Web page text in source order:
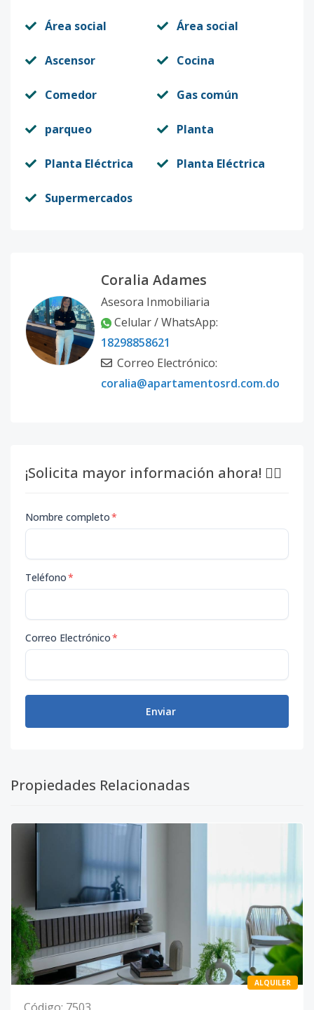
Área social Área social
Ascensor Cocina
Comedor Gas común
parqueo Planta
Planta Eléctrica Planta Eléctrica
Supermercados
Coralia Adames
Asesora Inmobiliaria
Celular / WhatsApp:
18298858621
Correo Electrónico:
coralia@apartamentosrd.com.do
¡Solicita mayor información ahora! 👇🏽
Nombre completo*
Teléfono*
Correo Electrónico*
Enviar
Propiedades Relacionadas
ALQUILER